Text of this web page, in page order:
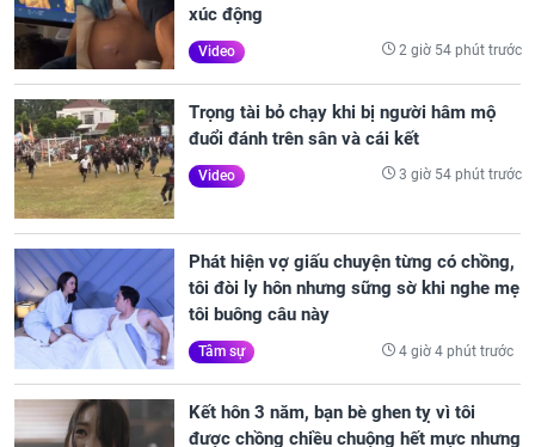
xúc động
Video 2 giờ 54 phút trước
Trọng tài bỏ chạy khi bị người hâm mộ
đuổi đánh trên sân và cái kết
Video 3 giờ 54 phút trước
Phát hiện vợ giấu chuyện từng có chồng,
tôi đòi ly hôn nhưng sững sờ khi nghe mẹ
tôi buông câu này
Tâm sự 4 giờ 4 phút trước
Kết hôn 3 năm, bạn bè ghen tỵ vì tôi
được chồng chiều chuộng hết mực nhưng